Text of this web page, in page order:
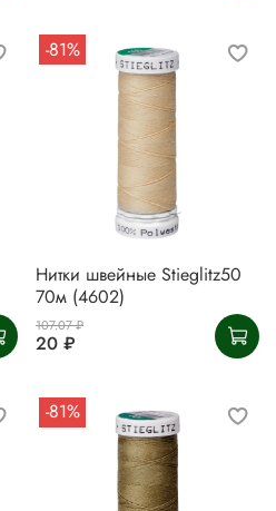
-81%
Нитки швейные Stieglitz50
70м (4602)
107.07 ₽
20 ₽
-81%